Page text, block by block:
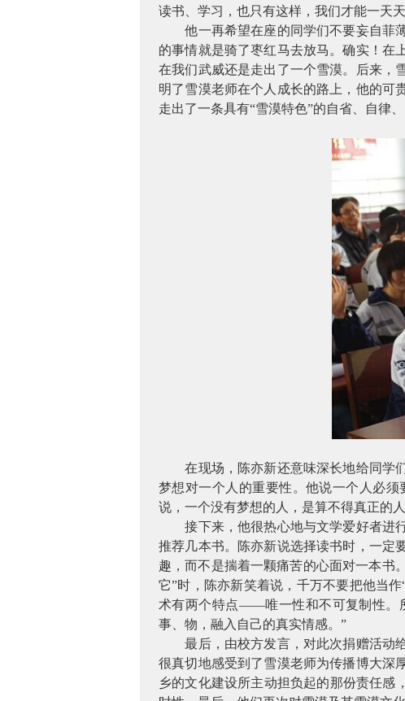
读书、学习，也只有这样，我们才能一天
他一再希望在座的同学们不要妄自菲
的事情就是骑了枣红马去放马。确实！在
在我们武威还是走出了一个雪漠。后来，
明了雪漠老师在个人成长的路上，他的
走出了一条具有“雪漠特色”的自省、自律、
在现场，陈亦新还意味深长地给同
梦想对一个人的重要性。他说一个人必
说，一个没有梦想的人，是算不得真正的
接下来，他很热心地与文学爱好者进
推荐几本书。陈亦新说选择读书时，一定
趣，而不是揣着一颗痛苦的心面对一本书
它”时，陈亦新笑着说，千万不要把他当
术有两个特点——唯一性和不可复制性。
事、物，融入自己的真实情感。”
最后，由校方发言，对此次捐赠活动
很真切地感受到了雪漠老师为传播博大深
乡的文化建设所主动担负起的那份责任感